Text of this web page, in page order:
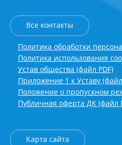
Все контакты
Политика обработки
Политика использования
Устав общества (файл PDF)
Приложение 1 к Уставу (файл
Положение о пропускном
Публичная оферта ДК (файл
Карта сайта